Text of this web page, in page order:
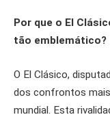
Por que o El
tão emblemático?
O El Clásico,
dos confrontos
mundial. Esta